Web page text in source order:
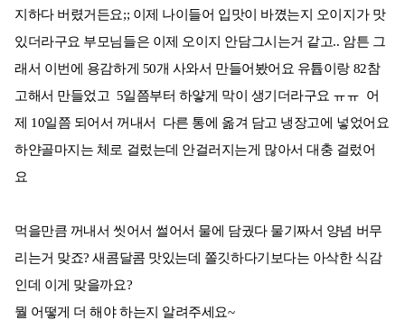
지하다 버렸거든요;; 이제 나이들어 입맛이 바꼈는지 오이지가 맛
있더라구요 부모님들은 이제 오이지 안담그시는거 같고.. 암튼 그
래서 이번에 용감하게 50개 사와서 만들어봤어요 유튭이랑 82참
고해서 만들었고 5일쯤부터 하얗게 막이 생기더라구요 ㅠㅠ 어
제 10일쯤 되어서 꺼내서 다른 통에 옮겨 담고 냉장고에 넣었어요
하얀골마지는 체로 걸렀는데 안걸러지는게 많아서 대충 걸렀어
요
먹을만큼 꺼내서 씻어서 썰어서 물에 담궜다 물기짜서 양념 버무
리는거 맞죠? 새콤달콤 맛있는데 쫄깃하다기보다는 아삭한 식감
인데 이게 맞을까요?
뭘 어떻게 더 해야 하는지 알려주세요~